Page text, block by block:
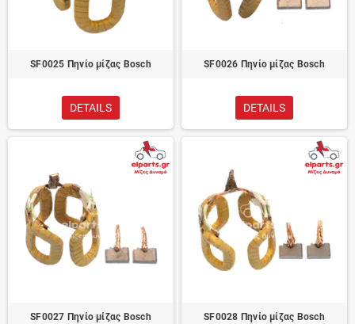
SF0025 Πηνίο μίζας Bosch
DETAILS
SF0026 Πηνίο μίζας Bosch
DETAILS
SF0027 Πηνίο μίζας Bosch SF0028 Πηνίο μίζας Bosch